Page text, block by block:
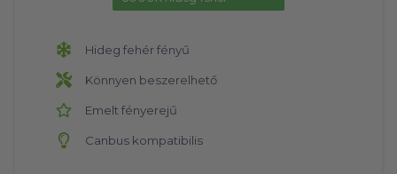
Hideg fehér fényű
Könnyen beszerelhető
Emelt fényerejű
Canbus kompatibilis